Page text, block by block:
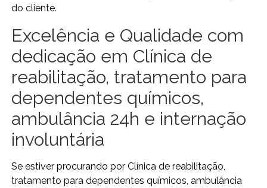
do cliente.
Excelência e Qualidade com
dedicação em Clínica de
reabilitação, tratamento para
dependentes químicos,
ambulância 24h e internação
involuntária
Se estiver procurando por Clínica de reabilitação,
tratamento para dependentes químicos, ambulância